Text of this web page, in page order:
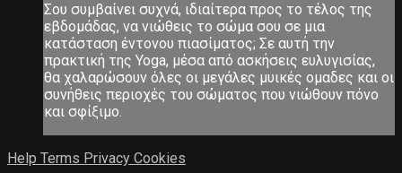
Σου συμβαίνει συχνά, ιδιαίτερα προς το τέλος της
εβδομάδας, να νιώθεις το σώμα σου σε μια
κατάσταση έντονου πιασίματος; Σε αυτή την
πρακτική της Yoga, μέσα από ασκήσεις ευλυγισίας,
θα χαλαρώσουν όλες οι μεγάλες μυικές ομαδες και οι
συνήθεις περιοχές του σώματος που νιώθουν πόνο
και σφίξιμο.
Help Terms Privacy Cookies